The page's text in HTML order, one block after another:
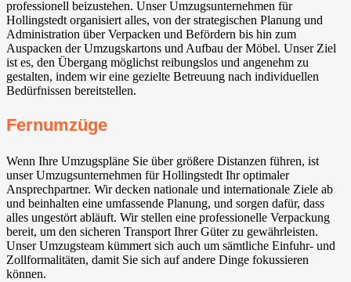
professionell beizustehen. Unser Umzugsunternehmen für
Hollingstedt organisiert alles, von der strategischen Planung und
Administration über Verpacken und Befördern bis hin zum
Auspacken der Umzugskartons und Aufbau der Möbel. Unser Ziel
ist es, den Übergang möglichst reibungslos und angenehm zu
gestalten, indem wir eine gezielte Betreuung nach individuellen
Bedürfnissen bereitstellen.
Fernumzüge
Wenn Ihre Umzugspläne Sie über größere Distanzen führen, ist
unser Umzugsunternehmen für Hollingstedt Ihr optimaler
Ansprechpartner. Wir decken nationale und internationale Ziele ab
und beinhalten eine umfassende Planung, und sorgen dafür, dass
alles ungestört abläuft. Wir stellen eine professionelle Verpackung
bereit, um den sicheren Transport Ihrer Güter zu gewährleisten.
Unser Umzugsteam kümmert sich auch um sämtliche Einfuhr- und
Zollformalitäten, damit Sie sich auf andere Dinge fokussieren
können.